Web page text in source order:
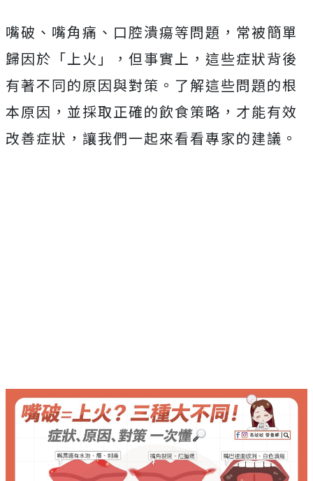
嘴破、嘴角痛、口腔潰瘍等問題，常被簡單
歸因於「上火」，但事實上，這些症狀背後
有著不同的原因與對策。了解這些問題的根
本原因，並採取正確的飲食策略，才能有效
改善症狀，讓我們一起來看看專家的建議。